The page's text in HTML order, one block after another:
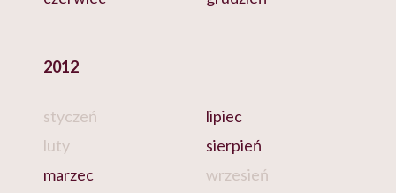
2012
styczeń
luty
marzec
lipiec
sierpień
wrzesień